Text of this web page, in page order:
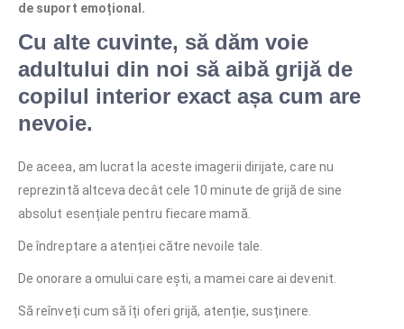
de suport emoțional.
Cu alte cuvinte, să dăm voie
adultului din noi să aibă grijă de
copilul interior exact așa cum are
nevoie.
De aceea, am lucrat la aceste imagerii dirijate, care nu
reprezintă altceva decât cele 10 minute de grijă de sine
absolut esențiale pentru fiecare mamă.
De îndreptare a atenției către nevoile tale.
De onorare a omului care ești, a mamei care ai devenit.
Să reînveți cum să îți oferi grijă, atenție, susținere.